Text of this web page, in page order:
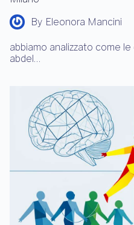
By Eleonora Mancini
abbiamo analizzato come
abdel…